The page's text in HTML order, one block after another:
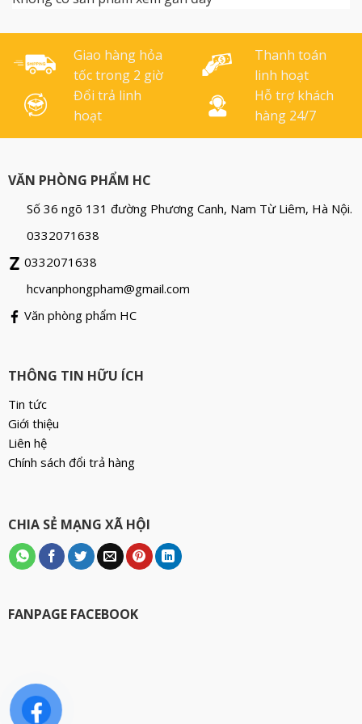
bản, hình ảnh đẹp, có độ
sắc nét cao. Bề [...]Giao hàng hỏa
tốc trong 2 giờ
Thanh toán
linh hoạt
Đổi trả linh
hoạt
Hỗ trợ khách
hàng 24/7
VĂN PHÒNG PHẨM HC
Số 36 ngõ 131 đường Phương Canh, Nam Từ Liêm, Hà Nội.
0332071638
0332071638
hcvanphongpham@gmail.com
Văn phòng phẩm HC
THÔNG TIN HỮU ÍCH
Tin tức
Giới thiệu
Liên hệ
Chính sách đổi trả hàng
CHIA SẺ MẠNG XÃ HỘI
FANPAGE FACEBOOK